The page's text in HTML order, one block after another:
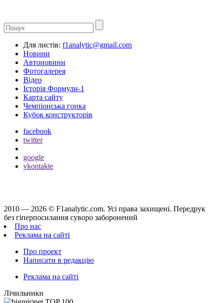
Для листів: f1analytic@gmail.com
Новини
Автоновини
Фотогалерея
Відео
Історія Формули-1
Карта сайту
Чемпіонська гонка
Кубок конструкторів
facebook
twitter
google
vkontakte
2010 — 2026 © F1analytic.com. Усi права захищенi. Передрук
без гіперпосилання суворо заборонений
Про нас
Реклама на сайті
Про проект
Написати в редакцію
Реклама на сайті
Лічильники